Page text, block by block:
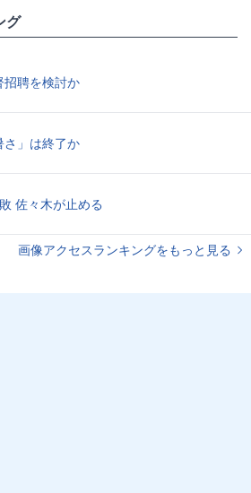
グ
聘を検討か
」は終了か
佐々木が止める
画像アクセスランキングをもっと見る